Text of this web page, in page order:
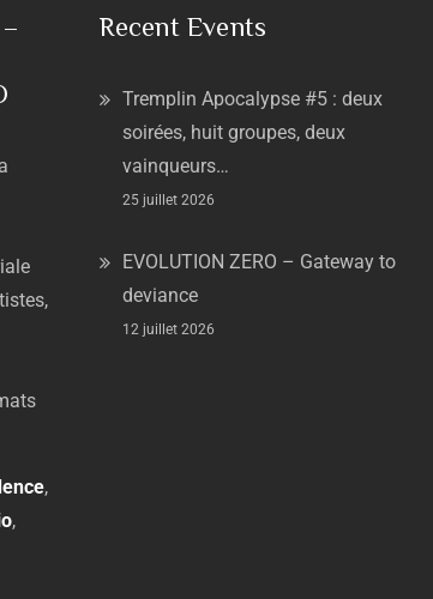
,
,
Recent Events
Tremplin Apocalypse #5 : deux
soirées, huit groupes, deux
vainqueurs…
25 juillet 2026
EVOLUTION ZERO – Gateway to
deviance
12 juillet 2026